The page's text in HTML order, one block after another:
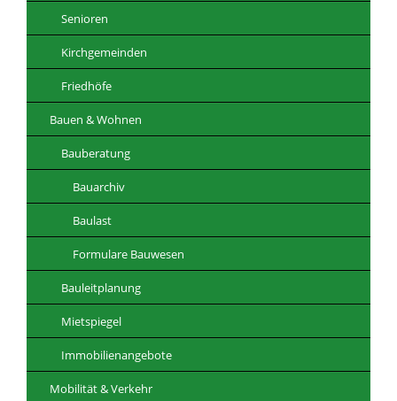
Senioren
Kirchgemeinden
Friedhöfe
Bauen & Wohnen
Bauberatung
Bauarchiv
Baulast
Formulare Bauwesen
Bauleitplanung
Mietspiegel
Immobilienangebote
Mobilität & Verkehr